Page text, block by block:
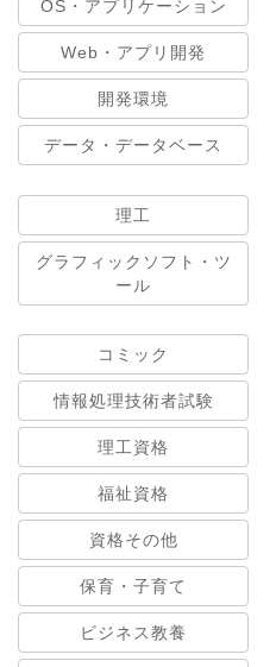
OS・アプリケーション
Web・アプリ開発
開発環境
データ・データベース
理工
グラフィックソフト・ツ
ール
コミック
情報処理技術者試験
理工資格
福祉資格
資格その他
保育・子育て
ビジネス教養